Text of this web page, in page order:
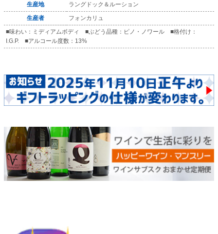
生産地
ラングドック＆ルーション
生産者
フォンカリュ
■味わい：ミディアムボディ ■ぶどう品種：ピノ・ノワール ■格付け：
I.G.P. ■アルコール度数：13%